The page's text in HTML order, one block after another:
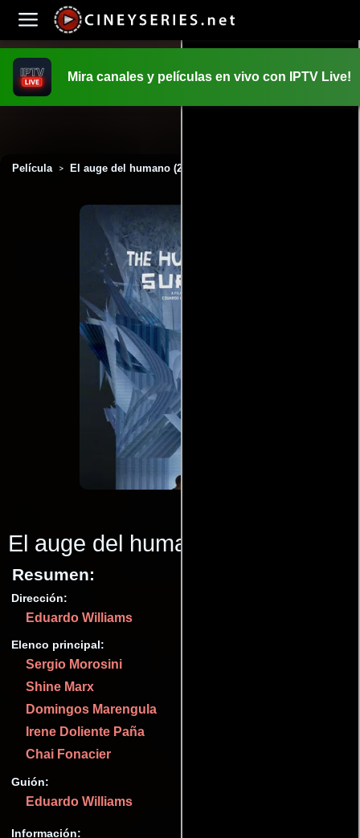
Mira canales y películas en vivo con IPTV Live!
Película > El auge del humano (2016)
El auge del humano
Resumen:
Dirección:
Eduardo Williams
Elenco principal:
Sergio Morosini
Shine Marx
Domingos Marengula
Irene Doliente Paña
Chai Fonacier
Guión:
Eduardo Williams
Información: